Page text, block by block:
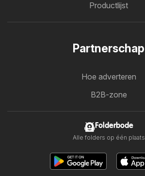
Productlijst
Partnerschap
Hoe adverteren
B2B-zone
Folderbode
Alle folders op één plaats